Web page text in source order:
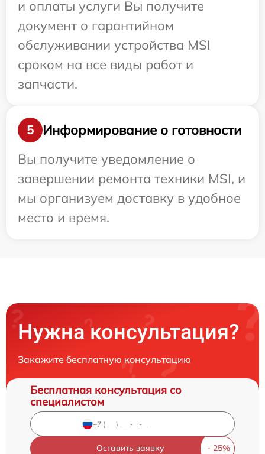
и оплаты услуги Вы получите
документ о гарантийном
обслуживании устройства MSI
сроком на все виды работ и
запчасти.
5
Информирование о готовности
Вы получите уведомление о
завершении ремонта техники MSI, и
мы организуем доставку в удобное
место и время.
Нужна консультация?
Закажите бесплатную консультацию
Бесплатная консультация со
специалистом
Оставить заявку